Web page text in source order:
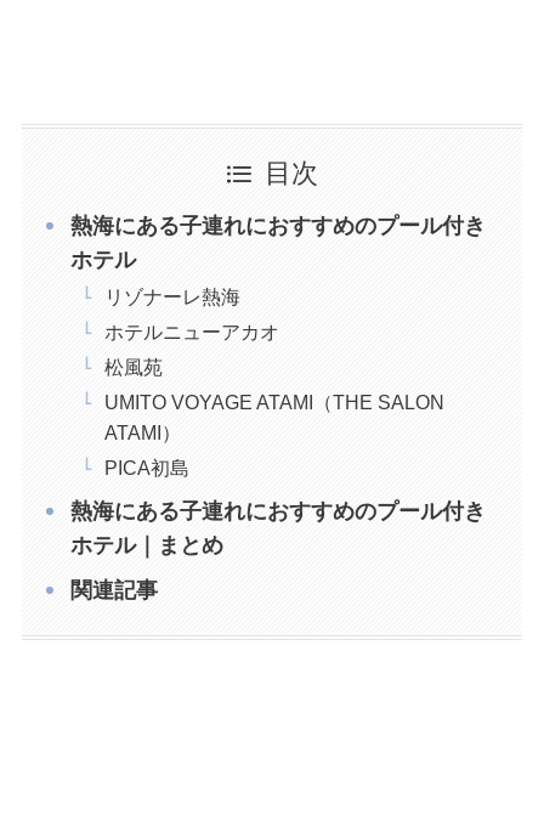
目次
熱海にある子連れにおすすめのプール付き
ホテル
リゾナーレ熱海
ホテルニューアカオ
松風苑
UMITO VOYAGE ATAMI（THE SALON
ATAMI）
PICA初島
熱海にある子連れにおすすめのプール付き
ホテル｜まとめ
関連記事